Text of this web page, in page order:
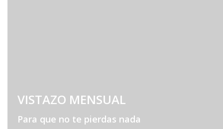
VISTAZO MENSUAL
Para que no te pierdas nada